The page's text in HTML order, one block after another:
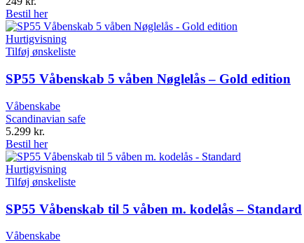
Bestil her
Hurtigvisning
Tilføj ønskeliste
SP55 Våbenskab 5 våben Nøglelås – Gold edition
Våbenskabe
Scandinavian safe
5.299 kr.
Bestil her
Hurtigvisning
Tilføj ønskeliste
SP55 Våbenskab til 5 våben m. kodelås – Standard
Våbenskabe